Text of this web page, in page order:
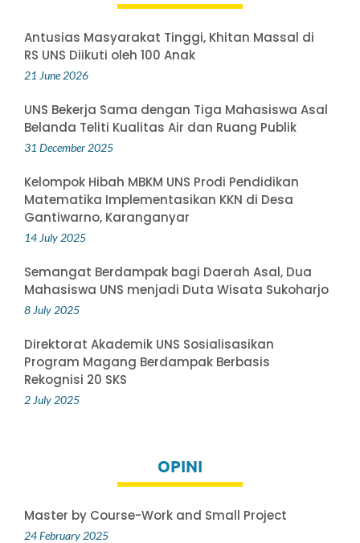
Antusias Masyarakat Tinggi, Khitan Massal di
RS UNS Diikuti oleh 100 Anak
21 June 2026
UNS Bekerja Sama dengan Tiga Mahasiswa Asal
Belanda Teliti Kualitas Air dan Ruang Publik
31 December 2025
Kelompok Hibah MBKM UNS Prodi Pendidikan
Matematika Implementasikan KKN di Desa
Gantiwarno, Karanganyar
14 July 2025
Semangat Berdampak bagi Daerah Asal, Dua
Mahasiswa UNS menjadi Duta Wisata Sukoharjo
8 July 2025
Direktorat Akademik UNS Sosialisasikan
Program Magang Berdampak Berbasis
Rekognisi 20 SKS
2 July 2025
OPINI
Master by Course-Work and Small Project
24 February 2025